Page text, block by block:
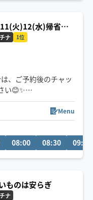
願い申し上げま
火)12(水)帰省の
ナ 1位
、ご予約後のチャッ
い😊✨
デスクワークによ
ニングなど、お身
Menu
08:00 08:30 09:00
ものは安らぎ
ナ